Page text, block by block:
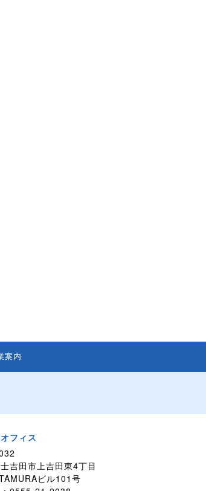
案内
フィス
吉田市上吉田東4丁目
ビル101号